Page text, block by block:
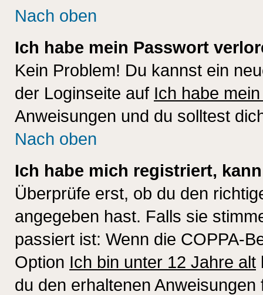
Nach oben
Ich habe mein Passwort
Kein Problem! Du kannst ein
der Loginseite auf Ich habe
Anweisungen und du solltest
Nach oben
Ich habe mich registriert,
Überprüfe erst, ob du den
angegeben hast. Falls sie
passiert ist: Wenn die COPPA-
Option Ich bin unter 12 Jahre alt
du den erhaltenen